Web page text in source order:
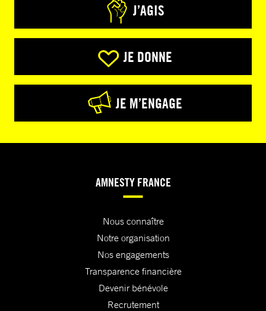
J’AGIS
JE DONNE
JE M’ENGAGE
AMNESTY FRANCE
Nous connaître
Notre organisation
Nos engagements
Transparence financière
Devenir bénévole
Recrutement